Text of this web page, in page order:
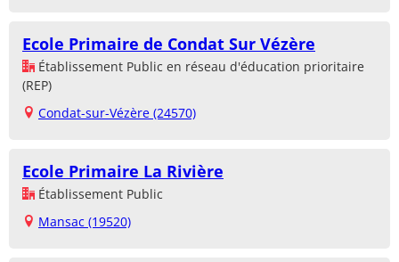
Ecole Primaire de Condat Sur Vézère
Établissement Public en réseau d'éducation prioritaire
(REP)
Condat-sur-Vézère (24570)
Ecole Primaire La Rivière
Établissement Public
Mansac (19520)